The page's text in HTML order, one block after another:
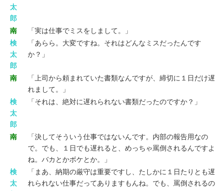
太
郎
南
「実は仕事でミスをしまして。」
検
太
郎
「あらら。大変ですね。それはどんなミスだったんです
か？」
南
「上司から頼まれていた書類なんですが、締切に１日だけ遅
れまして。」
検
太
郎
「それは、絶対に遅れられない書類だったのですか？」
南
「決してそういう仕事ではないんです。内部の報告用なの
で。でも、１日でも遅れると、めっちゃ罵倒されるんですよ
ね。バカとかボケとか。」
検
太
「まあ、納期の厳守は重要ですし、たしかに１日たりとも遅
れられない仕事だってありますもんね。でも、罵倒されるの